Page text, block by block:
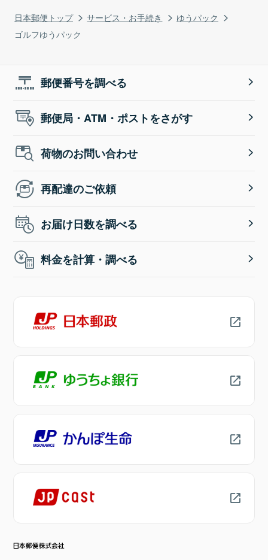
日本郵便トップ サービス・お手続き
ゆうパック
ゴルフゆうパック
郵便番号を調べる
郵便局・ATM・ポストをさがす
荷物のお問い合わせ
再配達のご依頼
お届け日数を調べる
料金を計算・調べる